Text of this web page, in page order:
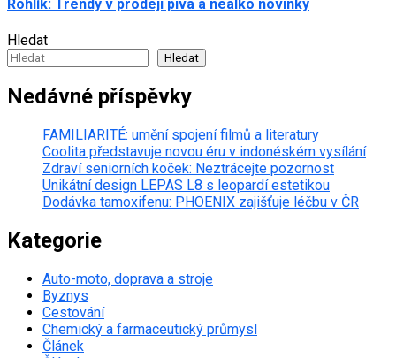
Rohlík: Trendy v prodeji piva a nealko novinky
Hledat
Hledat
Nedávné příspěvky
FAMILIARITÉ: umění spojení filmů a literatury
Coolita představuje novou éru v indonéském vysílání
Zdraví seniorních koček: Neztrácejte pozornost
Unikátní design LEPAS L8 s leopardí estetikou
Dodávka tamoxifenu: PHOENIX zajišťuje léčbu v ČR
Kategorie
Auto-moto, doprava a stroje
Byznys
Cestování
Chemický a farmaceutický průmysl
Článek